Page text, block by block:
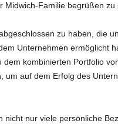
Midwich-Familie begrüßen zu
zu haben, die
Unternehmen ermöglicht
kombinierten Portfolio
um auf dem Erfolg des
nicht nur viele persönliche